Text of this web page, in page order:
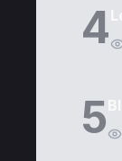
4
5